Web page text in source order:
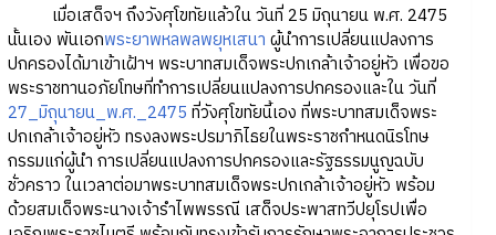
เมื่อเสด็จฯ ถึงวังศุโขทัยแล้วใน วันที่ 25 มิถุนายน พ.ศ. 2475
นั้นเอง พันเอกพระยาพหลพลพยุหเสนา ผู้นำการเปลี่ยนแปลงการ
ปกครองได้มาเข้าเฝ้าฯ พระบาทสมเด็จพระปกเกล้าเจ้าอยู่หัว เพื่อขอ
พระราชทานอภัยโทษที่ทำการเปลี่ยนแปลงการปกครองและใน วันที่
27_มิถุนายน_พ.ศ._2475 ที่วังศุโขทัยนี้เอง ที่พระบาทสมเด็จพระ
ปกเกล้าเจ้าอยู่หัว ทรงลงพระปรมาภิไธยในพระราชกำหนดนิรโทษ
กรรมแก่ผู้นำ การเปลี่ยนแปลงการปกครองและรัฐธรรมนูญฉบับ
ชั่วคราว ในเวลาต่อมาพระบาทสมเด็จพระปกเกล้าเจ้าอยู่หัว พร้อม
ด้วยสมเด็จพระนางเจ้ารำไพพรรณี เสด็จประพาสทวีปยุโรปเพื่อ